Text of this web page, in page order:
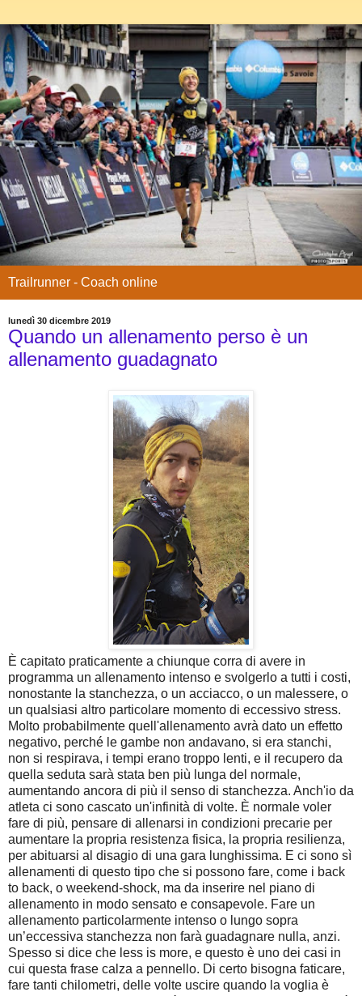
Trailrunner - Coach online
lunedì 30 dicembre 2019
Quando un allenamento perso è un
allenamento guadagnato
È capitato praticamente a chiunque corra di avere in
programma un allenamento intenso e svolgerlo a tutti i costi,
nonostante la stanchezza, o un acciacco, o un malessere, o
un qualsiasi altro particolare momento di eccessivo stress.
Molto probabilmente quell'allenamento avrà dato un effetto
negativo, perché le gambe non andavano, si era stanchi,
non si respirava, i tempi erano troppo lenti, e il recupero da
quella seduta sarà stata ben più lunga del normale,
aumentando ancora di più il senso di stanchezza. Anch'io da
atleta ci sono cascato un'infinità di volte. È normale voler
fare di più, pensare di allenarsi in condizioni precarie per
aumentare la propria resistenza fisica, la propria resilienza,
per abituarsi al disagio di una gara lunghissima. E ci sono sì
allenamenti di questo tipo che si possono fare, come i back
to back, o weekend-shock, ma da inserire nel piano di
allenamento in modo sensato e consapevole. Fare un
allenamento particolarmente intenso o lungo sopra
un’eccessiva stanchezza non farà guadagnare nulla, anzi.
Spesso si dice che less is more, e questo è uno dei casi in
cui questa frase calza a pennello. Di certo bisogna faticare,
fare tanti chilometri, delle volte uscire quando la voglia è